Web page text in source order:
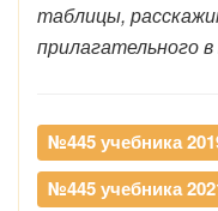
таблицы,
прилагательного
№445 учебника
№445 учебника